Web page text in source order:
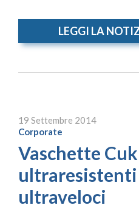
LEGGI LA
19 Settembre 2014
Corporate
Vaschette
ultraresistenti
ultraveloci